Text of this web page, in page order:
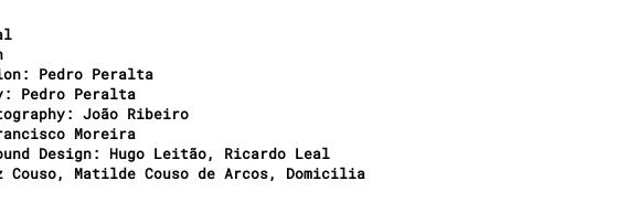
Pedro Peralta
Pedro Peralta
João Ribeiro
Moreira
Design: Hugo Leitão, Ricardo Leal
Couso, Matilde Couso de Arcos, Domicilia